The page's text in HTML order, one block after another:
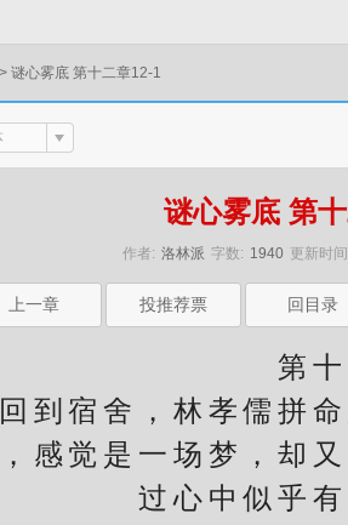
> 谜心雾底 第十二章12-1
谜心雾底 第
作者: 洛林派 字数: 1940 更新时
上一章 投推荐票 回目录
第十
宿舍，林孝儒拼命
感觉是一场梦，却
过心中似乎有